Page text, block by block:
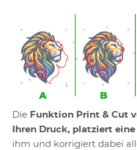
Die Funktion Print & Cut
Ihren Druck, platziert
ihm und korrigiert dabei